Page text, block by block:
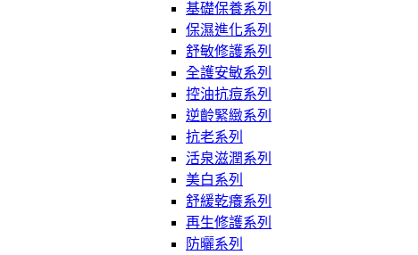
基礎保養系列
保濕進化系列
舒敏修護系列
全護安敏系列
控油抗痘系列
逆齡緊緻系列
抗老系列
活泉滋潤系列
美白系列
舒緩乾癢系列
再生修護系列
防曬系列